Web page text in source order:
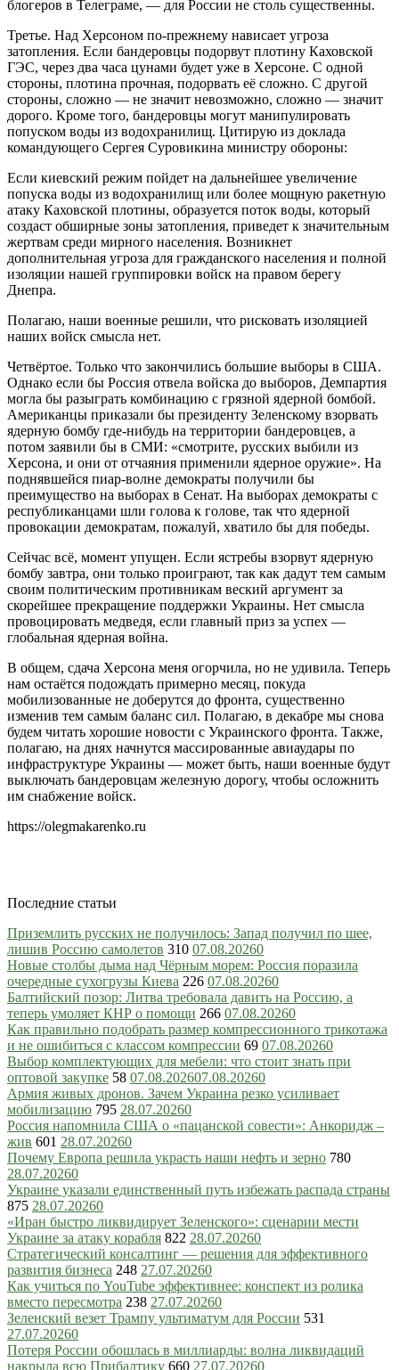
блогеров в Телеграме, — для России не столь существенны.
Третье. Над Херсоном по-прежнему нависает угроза
затопления. Если бандеровцы подорвут плотину Каховской
ГЭС, через два часа цунами будет уже в Херсоне. С одной
стороны, плотина прочная, подорвать её сложно. С другой
стороны, сложно — не значит невозможно, сложно — значит
дорого. Кроме того, бандеровцы могут манипулировать
попуском воды из водохранилищ. Цитирую из доклада
командующего Сергея Суровикина министру обороны:
Если киевский режим пойдет на дальнейшее увеличение
попуска воды из водохранилищ или более мощную ракетную
атаку Каховской плотины, образуется поток воды, который
создаст обширные зоны затопления, приведет к значительным
жертвам среди мирного населения. Возникнет
дополнительная угроза для гражданского населения и полной
изоляции нашей группировки войск на правом берегу
Днепра.
Полагаю, наши военные решили, что рисковать изоляцией
наших войск смысла нет.
Четвёртое. Только что закончились большие выборы в США.
Однако если бы Россия отвела войска до выборов, Демпартия
могла бы разыграть комбинацию с грязной ядерной бомбой.
Американцы приказали бы президенту Зеленскому взорвать
ядерную бомбу где-нибудь на территории бандеровцев, а
потом заявили бы в СМИ: «смотрите, русских выбили из
Херсона, и они от отчаяния применили ядерное оружие». На
поднявшейся пиар-волне демократы получили бы
преимущество на выборах в Сенат. На выборах демократы с
республиканцами шли голова к голове, так что ядерной
провокации демократам, пожалуй, хватило бы для победы.
Сейчас всё, момент упущен. Если ястребы взорвут ядерную
бомбу завтра, они только проиграют, так как дадут тем самым
своим политическим противникам веский аргумент за
скорейшее прекращение поддержки Украины. Нет смысла
провоцировать медведя, если главный приз за успех —
глобальная ядерная война.
В общем, сдача Херсона меня огорчила, но не удивила. Теперь
нам остаётся подождать примерно месяц, покуда
мобилизованные не доберутся до фронта, существенно
изменив тем самым баланс сил. Полагаю, в декабре мы снова
будем читать хорошие новости с Украинского фронта. Также,
полагаю, на днях начнутся массированные авиаудары по
инфраструктуре Украины — может быть, наши военные будут
выключать бандеровцам железную дорогу, чтобы осложнить
им снабжение войск.
https://olegmakarenko.ru
Последние статьи
Приземлить русских не получилось: Запад получил по шее,
лишив Россию самолетов 310 07.08.20260
Новые столбы дыма над Чёрным морем: Россия поразила
очередные сухогрузы Киева 226 07.08.20260
Балтийский позор: Литва требовала давить на Россию, а
теперь умоляет КНР о помощи 266 07.08.20260
Как правильно подобрать размер компрессионного трикотажа
и не ошибиться с классом компрессии 69 07.08.20260
Выбор комплектующих для мебели: что стоит знать при
оптовой закупке 58 07.08.202607.08.20260
Армия живых дронов. Зачем Украина резко усиливает
мобилизацию 795 28.07.20260
Россия напомнила США о «пацанской совести»: Анкоридж –
жив 601 28.07.20260
Почему Европа решила украсть наши нефть и зерно 780
28.07.20260
Украине указали единственный путь избежать распада страны
875 28.07.20260
«Иран быстро ликвидирует Зеленского»: сценарии мести
Украине за атаку корабля 822 28.07.20260
Стратегический консалтинг — решения для эффективного
развития бизнеса 248 27.07.20260
Как учиться по YouTube эффективнее: конспект из ролика
вместо пересмотра 238 27.07.20260
Зеленский везет Трампу ультиматум для России 531
27.07.20260
Потеря России обошлась в миллиарды: волна ликвидаций
накрыла всю Прибалтику 660 27.07.20260